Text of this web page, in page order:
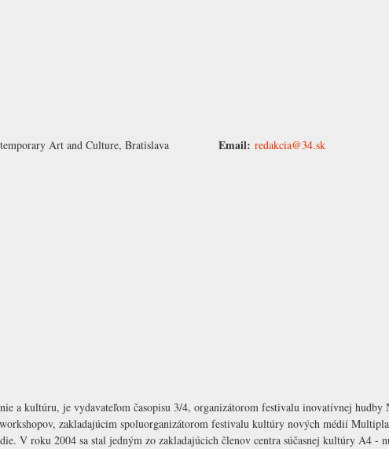
Art and Culture, Bratislava
Email: redakcia@34.sk
a kultúru, je vydavateľom časopisu 3/4, organizátorom festivalu inovatívnej
zakladajúcim spoluorganizátorom festivalu kultúry nových médií
V roku 2004 sa stal jedným zo zakladajúcich členov centra súčasnej kultúry A4 -